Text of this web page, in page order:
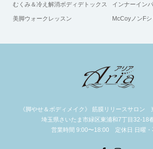
むくみ＆冷え解消ボディデトックス
美脚ウォークレッスン
インナーイン
McCoyノンF
《脚やせ＆ボディメイク》 筋膜リリースサロン
埼玉県さいたま市緑区東浦和7丁目32-18
営業時間 9:00〜18:00 定休日 日曜・